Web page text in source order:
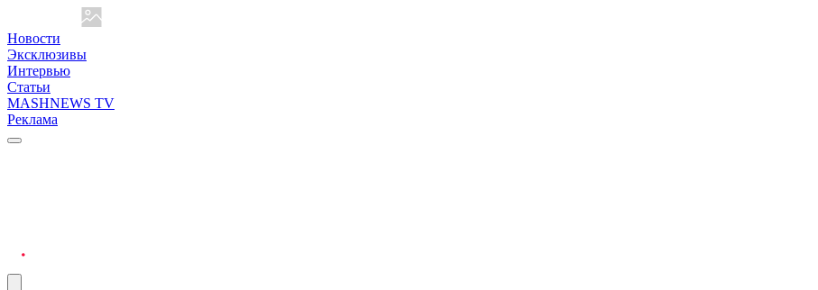
Новости
Эксклюзивы
Интервью
Статьи
MASHNEWS TV
Реклама